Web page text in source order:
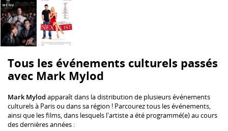
Tous les événements culturels passés
avec Mark Mylod
Mark Mylod apparaît dans la distribution de plusieurs événements
culturels à Paris ou dans sa région ! Parcourez tous les événements,
ainsi que les films, dans lesquels l'artiste a été programmé(e) au cours
des dernières années :